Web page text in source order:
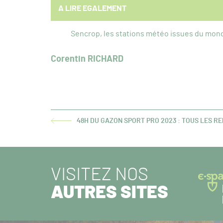
A LIRE EGALEMENT
Sencrop, les stations météo issues du
Corentin RICHARD
ARTICLE48H DU GAZON SPORT PRO 2023 : TOUS LES
VISITEZ NOS
AUTRES SITES